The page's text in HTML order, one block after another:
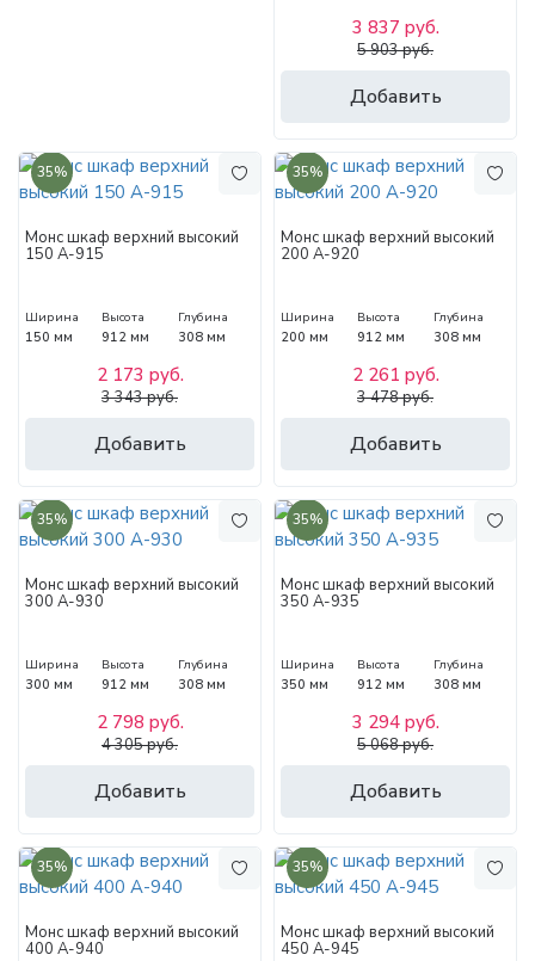
Добавить
3 837 руб.
5 903 руб.
35%
Монс шкаф верхний высокий
150 А-915
Ширина
150 мм
Высота
912 мм
Глубина
308 мм
Добавить
2 173 руб.
3 343 руб.
35%
Монс шкаф верхний высокий
200 А-920
Ширина
200 мм
Высота
912 мм
Глубина
308 мм
Добавить
2 261 руб.
3 478 руб.
35%
Монс шкаф верхний высокий
300 А-930
Ширина
300 мм
Высота
912 мм
Глубина
308 мм
Добавить
2 798 руб.
4 305 руб.
35%
Монс шкаф верхний высокий
350 А-935
Ширина
350 мм
Высота
912 мм
Глубина
308 мм
Добавить
3 294 руб.
5 068 руб.
35%
Монс шкаф верхний высокий
400 А-940
35%
Монс шкаф верхний высокий
450 А-945